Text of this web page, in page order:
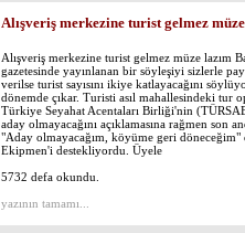
Alışveriş merkezine turist gelmez
Alışveriş merkezine turist gelmez müze lazım
gazetesinde yayınlanan bir söyleşiyi sizlerle
verilse turist sayısını ikiye katlayacağını
dönemde çıkar. Turisti asıl mahallesindeki
Türkiye Seyahat Acentaları Birliği'nin
aday olmayacağını açıklamasına rağmen son
"Aday olmayacağım, köyüme geri döneceğim"
Ekipmen'i destekliyordu. Üyele
5732 defa okundu.
yazının tamamı...